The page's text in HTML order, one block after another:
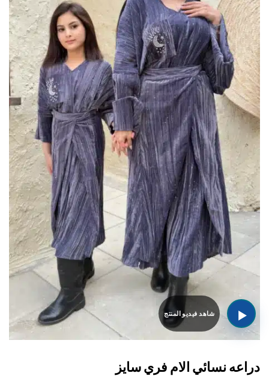
نسائي الام فري سايز